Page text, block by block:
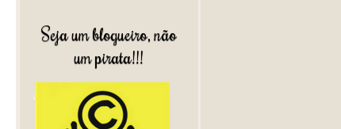
Seja um blogueiro, não
um pirata!!!